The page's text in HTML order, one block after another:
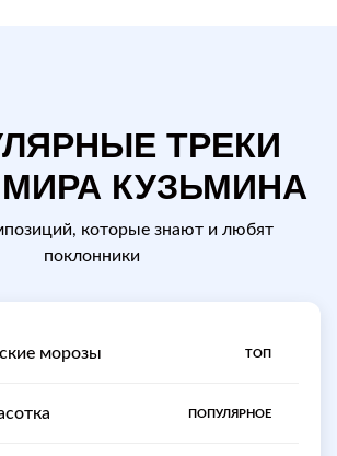
ТРЕКИ
КУЗЬМИНА
которые знают и любят
поклонники
морозы ТОП
ПОПУЛЯРНОЕ